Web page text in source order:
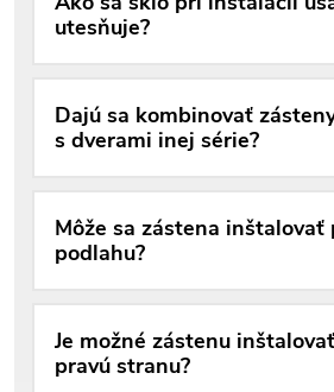
utesňuje?
Dajú sa kombinovať
s dverami inej série?
Môže sa zástena inštalovať
podlahu?
Je možné zástenu
pravú stranu?